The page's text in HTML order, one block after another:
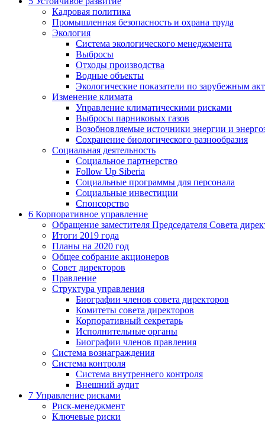
Кадровая политика
Промышленная безопасность и охрана труда
Экология
Система экологического менеджмента
Выбросы
Отходы производства
Водные объекты
Экологические показатели по зарубежным
Изменение климата
Управление климатическими рисками
Выбросы парниковых газов
Возобновляемые источники энергии и
Сохранение биологического разнообразия
Социальная деятельность
Социальное партнерство
Follow Up Siberia
Социальные программы для персонала
Социальные инвестиции
Спонсорство
6 Корпоративное управление
Обращение заместителя Председателя Совета
Итоги 2019 года
Планы на 2020 год
Общее собрание акционеров
Совет директоров
Правление
Структура управления
Биографии членов совета директоров
Комитеты совета директоров
Корпоративный секретарь
Исполнительные органы
Биографии членов правления
Система вознаграждения
Система контроля
Система внутреннего контроля
Внешний аудит
7 Управление рисками
Риск-менеджмент
Ключевые риски